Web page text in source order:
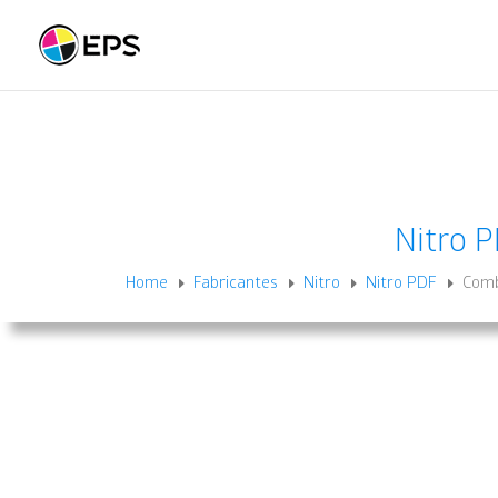
Nitro
Home E Fabricantes E Nitro E Nitro PDF E